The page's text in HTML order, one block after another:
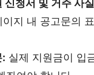
신청서 및 거주 사
이지 내 공고문의
: 실제 지원금이 입